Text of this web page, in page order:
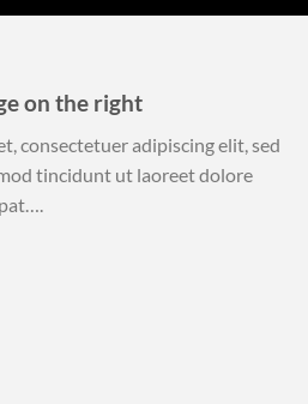
on the right
consectetuer adipiscing elit, sed
tincidunt ut laoreet dolore